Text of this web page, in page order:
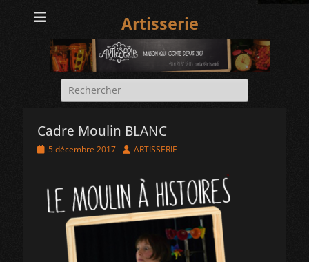
Artisserie
Rechercher :
Cadre Moulin BLANC
Posted
5 décembre 2017 Author
ARTISSERIE